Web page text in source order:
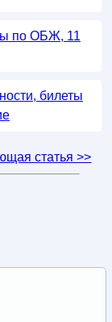
по ОБЖ, 11
билеты
статья >>